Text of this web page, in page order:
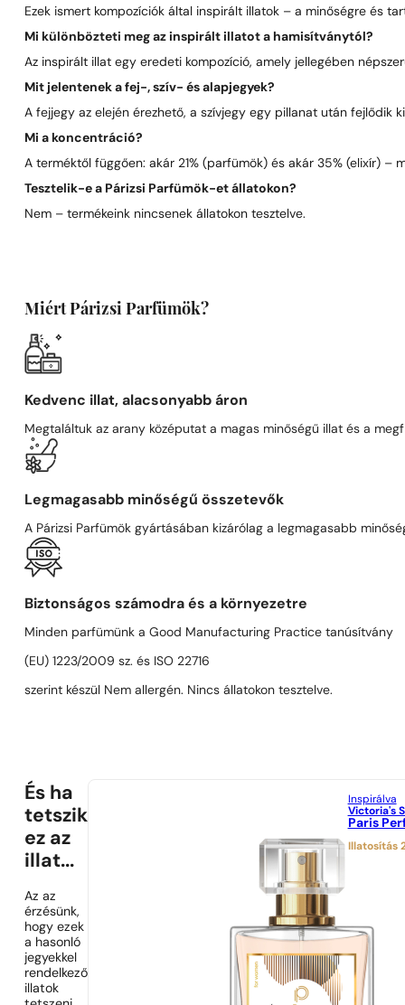
Ezek ismert kompozíciók által inspirált illatok – a minőségre és
Mi különbözteti meg az inspirált illatot a hamisítványtól?
Az inspirált illat egy eredeti kompozíció, amely jellegében
Mit jelentenek a fej-, szív- és alapjegyek?
A fejjegy az elején érezhető, a szívjegy egy pillanat után fejlődik
Mi a koncentráció?
A terméktől függően: akár 21% (parfümök) és akár 35% (elixír) –
Tesztelik-e a Párizsi Parfümök-et állatokon?
Nem – termékeink nincsenek állatokon tesztelve.
Miért Párizsi Parfümök?
Kedvenc illat, alacsonyabb áron
Megtaláltuk az arany középutat a magas minőségű illat és a
Legmagasabb minőségű összetevők
A Párizsi Parfümök gyártásában kizárólag a legmagasabb
Biztonságos számodra és a környezetre
Minden parfümünk a Good Manufacturing Practice tanúsítvány
(EU) 1223/2009 sz. és ISO 22716
szerint készül Nem allergén. Nincs állatokon tesztelve.
És ha
tetszik
ez az
illat...
Az az
érzésünk,
hogy ezek
a hasonló
jegyekkel
rendelkező
illatok
Inspirálva
Victoria's
Paris
Illatosítás